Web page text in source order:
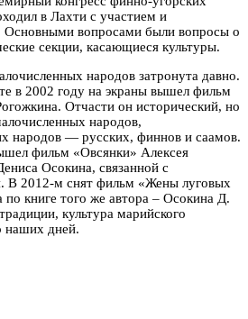
в Лахти с участием и
Основными вопросами были вопросы о
секции, касающиеся культуры.
народов затронута давно.
в 2002 году на экраны вышел фильм
Отчасти он исторический, но
народов,
народов — русских, финнов и саамов.
фильм «Овсянки» Алексея
Осокина, связанной с
В 2012-м снят фильм «Жены луговых
книге того же автора – Осокина Д.
культура марийского
наших дней.